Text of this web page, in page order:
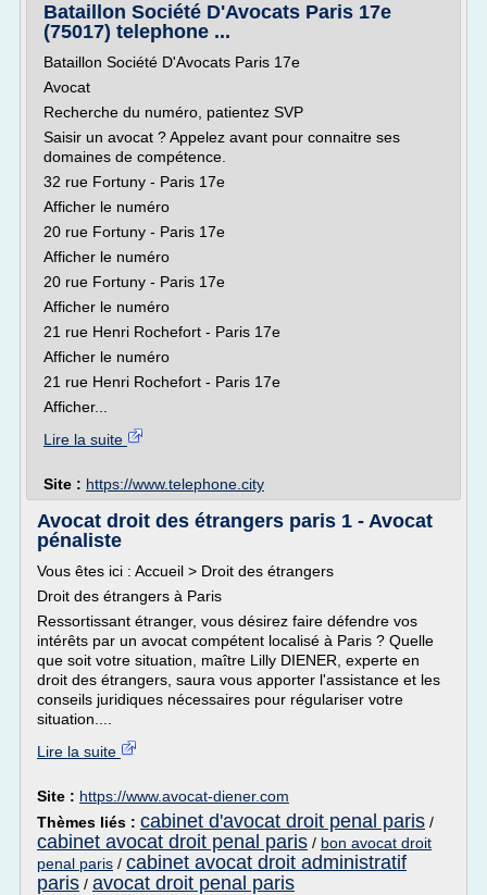
Bataillon Société D'Avocats Paris 17e
(75017) telephone ...
Bataillon Société D'Avocats Paris 17e
Avocat
Recherche du numéro, patientez SVP
Saisir un avocat ? Appelez avant pour connaitre ses
domaines de compétence.
32 rue Fortuny - Paris 17e
Afficher le numéro
20 rue Fortuny - Paris 17e
Afficher le numéro
20 rue Fortuny - Paris 17e
Afficher le numéro
21 rue Henri Rochefort - Paris 17e
Afficher le numéro
21 rue Henri Rochefort - Paris 17e
Afficher...
Lire la suite
Site : https://www.telephone.city
Avocat droit des étrangers paris 1 - Avocat
pénaliste
Vous êtes ici : Accueil > Droit des étrangers
Droit des étrangers à Paris
Ressortissant étranger, vous désirez faire défendre vos
intérêts par un avocat compétent localisé à Paris ? Quelle
que soit votre situation, maître Lilly DIENER, experte en
droit des étrangers, saura vous apporter l'assistance et les
conseils juridiques nécessaires pour régulariser votre
situation....
Lire la suite
Site : https://www.avocat-diener.com
Thèmes liés : cabinet d'avocat droit penal paris /
cabinet avocat droit penal paris / bon avocat droit
penal paris / cabinet avocat droit administratif
paris / avocat droit penal paris